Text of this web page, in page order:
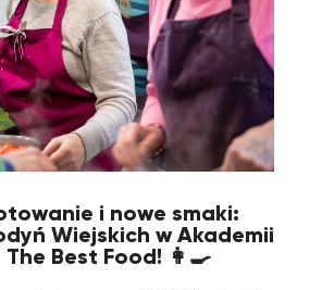
i nowe smaki:
Wiejskich w Akademii
Best Food! 👩‍🍳